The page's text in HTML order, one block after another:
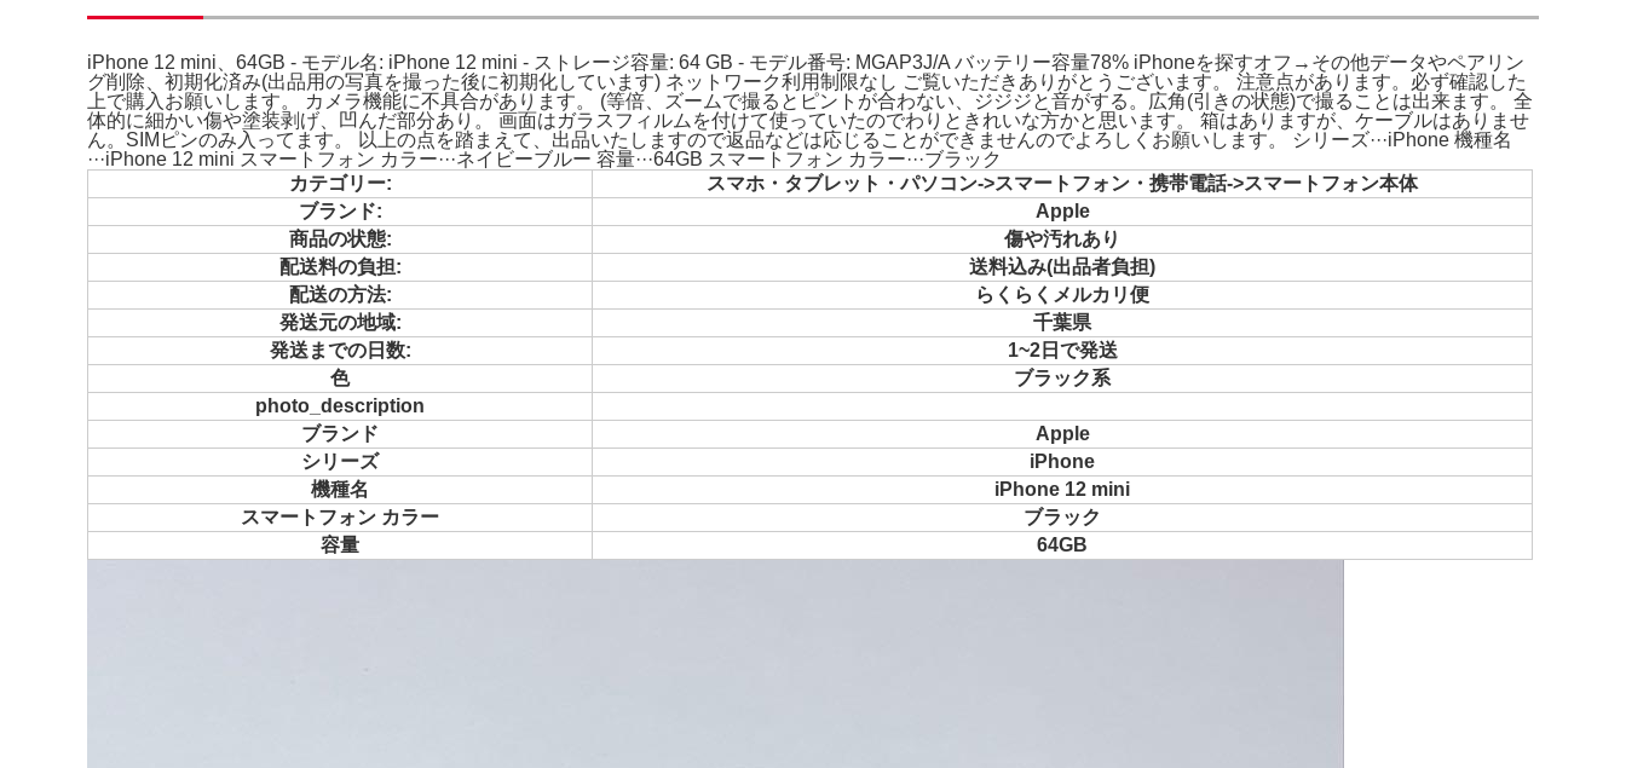
iPhone 12 mini、64GB - モデル名: iPhone 12 mini - ストレージ容量: 64 GB - モデル番号: MGAP3J/A バッテリー容量78% iPhoneを探すオフ→その他データやペアリン
グ削除、初期化済み(出品用の写真を撮った後に初期化しています) ネットワーク利用制限なし ご覧いただきありがとうございます。 注意点があります。必ず確認した
上で購入お願いします。 カメラ機能に不具合があります。 (等倍、ズームで撮るとピントが合わない、ジジジと音がする。広角(引きの状態)で撮ることは出来ます。 全
体的に細かい傷や塗装剥げ、凹んだ部分あり。 画面はガラスフィルムを付けて使っていたのでわりときれいな方かと思います。 箱はありますが、ケーブルはありませ
ん。SIMピンのみ入ってます。 以上の点を踏まえて、出品いたしますので返品などは応じることができませんのでよろしくお願いします。 シリーズ···iPhone 機種名
···iPhone 12 mini スマートフォン カラー···ネイビーブルー 容量···64GB スマートフォン カラー···ブラック
カテゴリー:
スマホ・タブレット・パソコン->スマートフォン・携帯電話->スマートフォン本体
ブランド:
Apple
商品の状態:
傷や汚れあり
配送料の負担:
送料込み(出品者負担)
配送の方法:
らくらくメルカリ便
発送元の地域:
千葉県
発送までの日数:
1~2日で発送
色
ブラック系
photo_description
ブランド
Apple
シリーズ
iPhone
機種名
iPhone 12 mini
スマートフォン カラー
ブラック
容量
64GB